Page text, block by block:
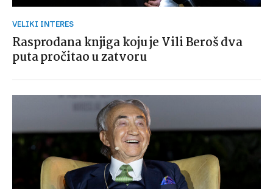
VELIKI INTERES
Rasprodana knjiga koju je Vili Beroš dva
puta pročitao u zatvoru